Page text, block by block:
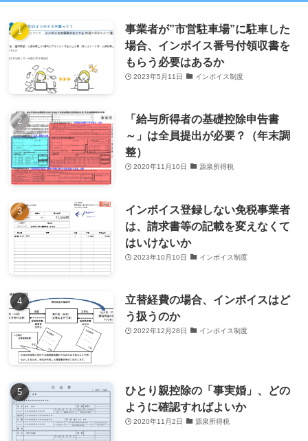
事業者が”市営駐車場”に駐車した
場合、インボイス番号付領収書を
もらう必要はあるか
2023年5月11日 インボイス制度
「給与所得者の基礎控除申告書
～」は全員提出が必要？（年末調
整）
2020年11月10日 源泉所得税
インボイス登録しない免税事業者
は、請求書等の記載を変えなくて
はいけないか
2023年10月10日 インボイス制度
立替経費の場合、インボイスはど
う扱うのか
2022年12月28日 インボイス制度
ひとり親控除の「事実婚」、どの
ように確認すればよいか
2020年11月2日 源泉所得税